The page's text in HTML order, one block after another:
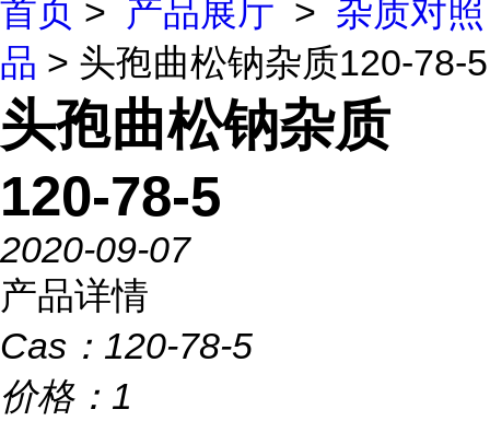
首页 > 产品展厅 > 杂质对照
品 > 头孢曲松钠杂质120-78-5
头孢曲松钠杂质
120-78-5
2020-09-07
产品详情
Cas： 120-78-5
价格： 1